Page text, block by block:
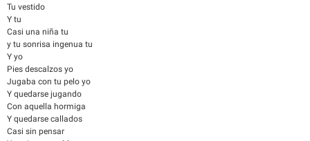
Tu vestido
Y tu
Casi una niña tu
y tu sonrisa ingenua tu
Y yo
Pies descalzos yo
Jugaba con tu pelo yo
Y quedarse jugando
Con aquella hormiga
Y quedarse callados
Casi sin pensar